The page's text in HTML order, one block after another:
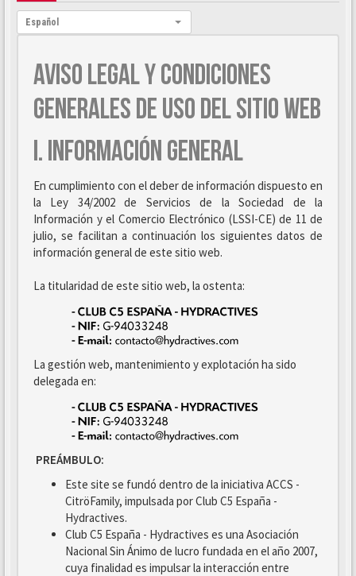
Idioma:
Español
AVISO LEGAL Y CONDICIONES
GENERALES DE USO DEL SITIO WEB
I. INFORMACIÓN GENERAL
En cumplimiento con el deber de información dispuesto en
la Ley 34/2002 de Servicios de la Sociedad de la
Información y el Comercio Electrónico (LSSI-CE) de 11 de
julio, se facilitan a continuación los siguientes datos de
información general de este sitio web.
La titularidad de este sitio web, la ostenta:
La gestión web, mantenimiento y explotación ha sido
delegada en:
PREÁMBULO:
Este site se fundó dentro de la iniciativa ACCS -
CitröFamily, impulsada por Club C5 España -
Hydractives.
Club C5 España - Hydractives es una Asociación
Nacional Sin Ánimo de lucro fundada en el año 2007,
cuya finalidad es impulsar la interacción entre